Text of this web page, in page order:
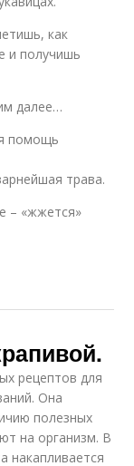
как
и получишь
далее…
помощь
трава.
– «жжется»
рецептов для
Она
полезных
на организм. В
накапливается